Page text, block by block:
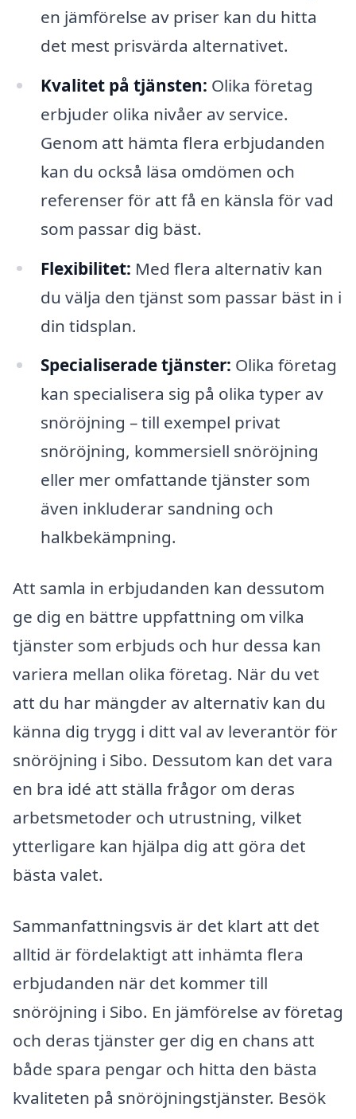
en jämförelse av priser kan du hitta
det mest prisvärda alternativet.
Kvalitet på tjänsten: Olika företag
erbjuder olika nivåer av service.
Genom att hämta flera erbjudanden
kan du också läsa omdömen och
referenser för att få en känsla för vad
som passar dig bäst.
Flexibilitet: Med flera alternativ kan
du välja den tjänst som passar bäst in i
din tidsplan.
Specialiserade tjänster: Olika företag
kan specialisera sig på olika typer av
snöröjning – till exempel privat
snöröjning, kommersiell snöröjning
eller mer omfattande tjänster som
även inkluderar sandning och
halkbekämpning.
Att samla in erbjudanden kan dessutom
ge dig en bättre uppfattning om vilka
tjänster som erbjuds och hur dessa kan
variera mellan olika företag. När du vet
att du har mängder av alternativ kan du
känna dig trygg i ditt val av leverantör för
snöröjning i Sibo. Dessutom kan det vara
en bra idé att ställa frågor om deras
arbetsmetoder och utrustning, vilket
ytterligare kan hjälpa dig att göra det
bästa valet.
Sammanfattningsvis är det klart att det
alltid är fördelaktigt att inhämta flera
erbjudanden när det kommer till
snöröjning i Sibo. En jämförelse av företag
och deras tjänster ger dig en chans att
både spara pengar och hitta den bästa
kvaliteten på snöröjningstjänster. Besök